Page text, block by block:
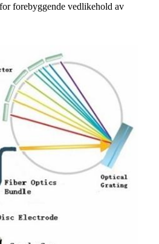
forebyggende vedlikehold av